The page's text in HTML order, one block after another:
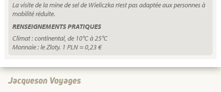
La visite de la mine de sel de Wieliczka n'est pas adaptée aux personnes à
mobilité réduite.
RENSEIGNEMENTS PRATIQUES
Climat : continental, de 10°C à 25°C
Monnaie : le Zloty. 1 PLN = 0,23 €
Jacqueson Voyages